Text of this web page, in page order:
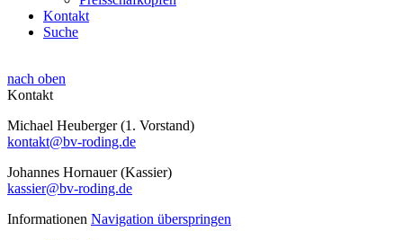
Kontakt
Suche
nach oben
Kontakt
Michael Heuberger (1. Vorstand)
kontakt@bv-roding.de
Johannes Hornauer (Kassier)
kassier@bv-roding.de
Informationen Navigation überspringen